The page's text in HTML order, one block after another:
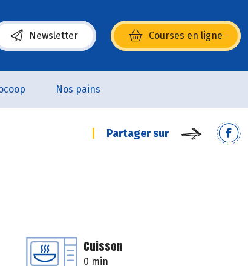
Newsletter Courses en ligne
dans une nouvelle fenêtre)
Nos pains
Partager sur
Cuisson
0 min